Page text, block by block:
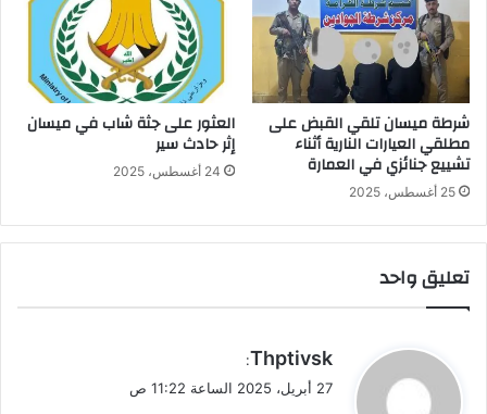
شرطة ميسان تلقي القبض على
مطلقي العيارات النارية أثناء
تشييع جنائزي في العمارة
25 أغسطس، 2025
العثور على جثة شاب في ميسان
إثر حادث سير
24 أغسطس، 2025
تعليق واحد
ي
ق
Thptivsk
:
27 أبريل، 2025 الساعة 11:22 ص